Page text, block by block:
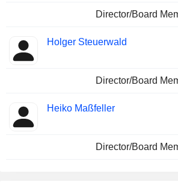
Director/Board
Holger Steuerwald
Director/Board
Heiko Maßfeller
Director/Board